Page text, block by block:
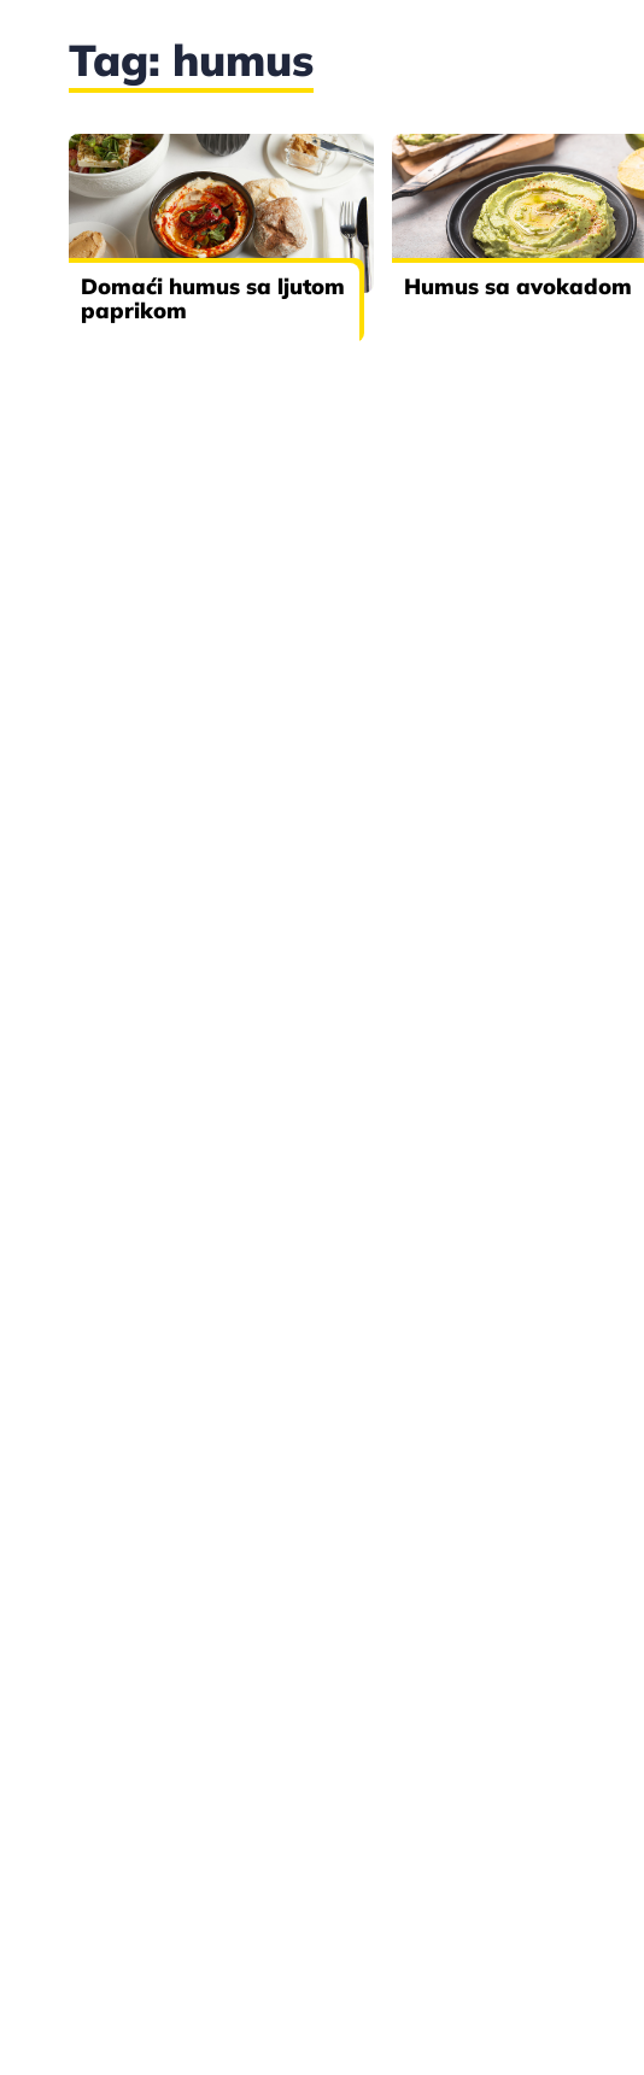
Tag: humus
Domaći humus sa ljutom
paprikom
Humus sa avokadom